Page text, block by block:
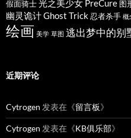
假面骑士 光之美少女 PreCure 图
幽灵诡计 Ghost Trick 忍者杀手 概
绘画 美学 草图 逃出梦中的别
近期评论
Cytrogen 发表在《留言板》
Cytrogen 发表在《KB俱乐部》